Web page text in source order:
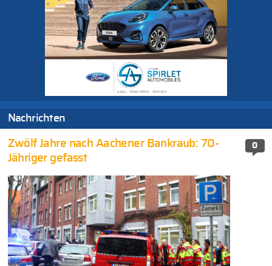
Nachrichten
0
Zwölf Jahre nach Aachener Bankraub: 70-
Jähriger gefasst